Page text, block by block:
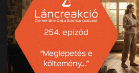
112 - Boldog szülinapot,
111 - Mennyit keres egy
110 - Ki kicsoda a Nagy